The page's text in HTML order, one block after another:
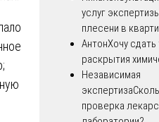
услуг
плесени в
АнтонХочу сдать
раскрытия
Независимая
экспертиза
проверка